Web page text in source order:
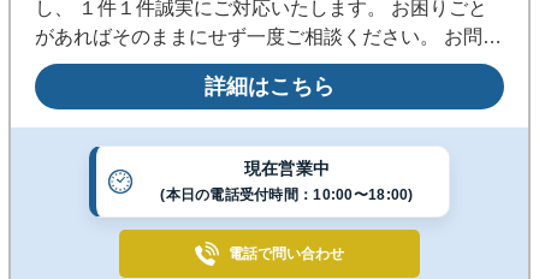
し、 １件１件誠実にご対応いたします。 お困りごと
があればそのままにせず一度ご相談ください。 お問い
合わせまたはLINEよりお気軽にご連絡ください。
詳細はこちら
現在営業中
(本日の電話受付時間：10:00〜18:00)
電話で問い合わせ